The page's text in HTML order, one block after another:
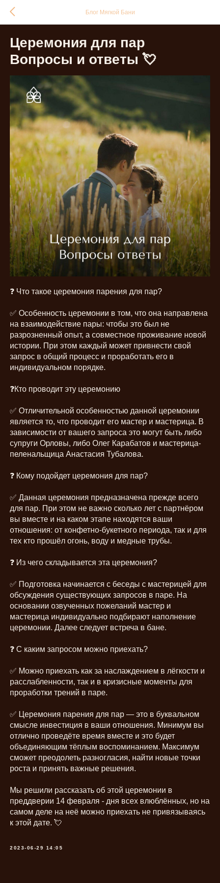
Блог Мягкой Бани
Церемония для пар
Вопросы и ответы 💘
❓ Что такое церемония парения для пар?
✅ Особенность церемонии в том, что она направлена
на взаимодействие пары: чтобы это был не
разрозненный опыт, а совместное проживание новой
истории. При этом каждый может привнести свой
запрос в общий процесс и проработать его в
индивидуальном порядке.
❓Кто проводит эту церемонию
✅ Отличительной особенностью данной церемонии
является то, что проводит его мастер и мастерица. В
зависимости от вашего запроса это могут быть либо
супруги Орловы, либо Олег Карабатов и мастерица-
пеленальщица Анастасия Тубалова.
❓ Кому подойдет церемония для пар?
✅ Данная церемония предназначена прежде всего
для пар. При этом не важно сколько лет с партнёром
вы вместе и на каком этапе находятся ваши
отношения: от конфетно-букетного периода, так и для
тех кто прошёл огонь, воду и медные трубы.
❓ Из чего складывается эта церемония?
✅ Подготовка начинается с беседы с мастерицей для
обсуждения существующих запросов в паре. На
основании озвученных пожеланий мастер и
мастерица индивидуально подбирают наполнение
церемонии. Далее следует встреча в бане.
❓ С каким запросом можно приехать?
✅ Можно приехать как за наслаждением в лёгкости и
расслабленности, так и в кризисные моменты для
проработки трений в паре.
✅ Церемония парения для пар — это в буквальном
смысле инвестиция в ваши отношения. Минимум вы
отлично проведёте время вместе и это будет
объединяющим тёплым воспоминанием. Максимум
сможет преодолеть разногласия, найти новые точки
роста и принять важные решения.
Мы решили рассказать об этой церемонии в
преддверии 14 февраля - дня всех влюблённых, но на
самом деле на неё можно приехать не привязываясь
к этой дате. 💘
2023-06-29 14:05